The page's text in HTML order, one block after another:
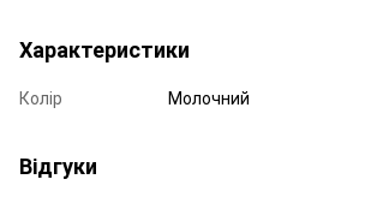
Характеристики
Колір Молочний
Відгуки